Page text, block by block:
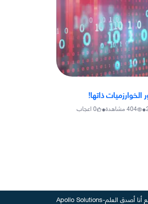
ذاتها!
•
404مشاهدة•
0اعجاب
أنا أصدق العلم-
Apollo Solutions